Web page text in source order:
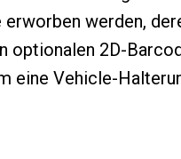
werden,
optionalen 2D-
eine Vehicle-